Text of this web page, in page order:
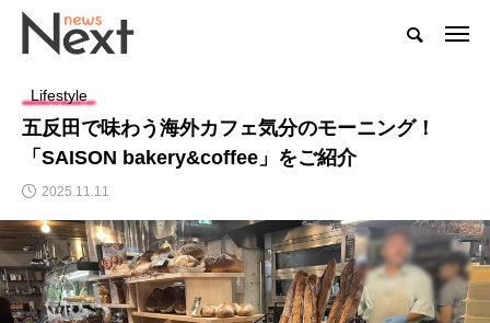
Lifestyle
五反田で味わう海外カフェ気分のモーニング！
「SAISON bakery&coffee」をご紹介
2025.11.11